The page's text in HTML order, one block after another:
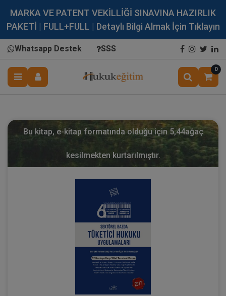
MARKA VE PATENT VEKİLLİĞİ SINAVINA HAZIRLIK
PAKETİ | FULL+FULL | Detaylı Bilgi Almak İçin Tıklayın
Whatsapp Destek SSS
0
Bu kitap, e-kitap formatında olduğu için 5,44ağaç
kesilmekten kurtarılmıştır.